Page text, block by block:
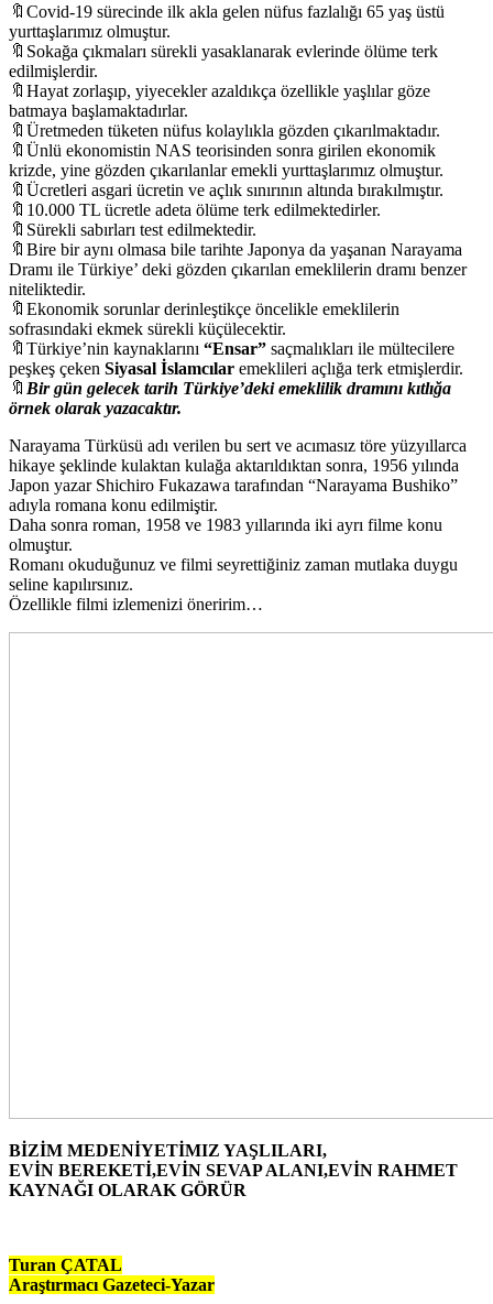
🔖Covid-19 sürecinde ilk akla gelen nüfus fazlalığı 65 yaş üstü
yurttaşlarımız olmuştur.
🔖Sokağa çıkmaları sürekli yasaklanarak evlerinde ölüme terk
edilmişlerdir.
🔖Hayat zorlaşıp, yiyecekler azaldıkça özellikle yaşlılar göze
batmaya başlamaktadırlar.
🔖Üretmeden tüketen nüfus kolaylıkla gözden çıkarılmaktadır.
🔖Ünlü ekonomistin NAS teorisinden sonra girilen ekonomik
krizde, yine gözden çıkarılanlar emekli yurttaşlarımız olmuştur.
🔖Ücretleri asgari ücretin ve açlık sınırının altında bırakılmıştır.
🔖10.000 TL ücretle adeta ölüme terk edilmektedirler.
🔖Sürekli sabırları test edilmektedir.
🔖Bire bir aynı olmasa bile tarihte Japonya da yaşanan Narayama
Dramı ile Türkiye’ deki gözden çıkarılan emeklilerin dramı benzer
niteliktedir.
🔖Ekonomik sorunlar derinleştikçe öncelikle emeklilerin
sofrasındaki ekmek sürekli küçülecektir.
🔖Türkiye’nin kaynaklarını “Ensar” saçmalıkları ile mültecilere
peşkeş çeken Siyasal İslamcılar emeklileri açlığa terk etmişlerdir.
🔖 Bir gün gelecek tarih Türkiye’deki emeklilik dramını kıtlığa
örnek olarak yazacaktır.
Narayama Türküsü adı verilen bu sert ve acımasız töre yüzyıllarca
hikaye şeklinde kulaktan kulağa aktarıldıktan sonra, 1956 yılında
Japon yazar Shichiro Fukazawa tarafından “Narayama Bushiko”
adıyla romana konu edilmiştir.
Daha sonra roman, 1958 ve 1983 yıllarında iki ayrı filme konu
olmuştur.
Romanı okuduğunuz ve filmi seyrettiğiniz zaman mutlaka duygu
seline kapılırsınız.
Özellikle filmi izlemenizi öneririm…
BİZİM MEDENİYETİMIZ YAŞLILARI,
EVİN BEREKETİ,EVİN SEVAP ALANI,EVİN RAHMET
KAYNAĞI OLARAK GÖRÜR
Turan ÇATAL
Araştırmacı Gazeteci-Yazar